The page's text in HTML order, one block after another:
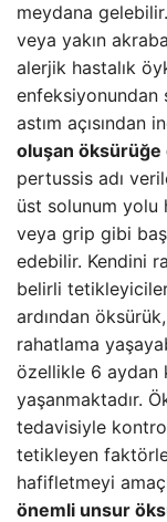
meydana
veya yakın
alerjik hastalık
enfeksiyonundan
astım açısından
oluşan öksürüğe
pertussis adı
üst solunum yolu
veya grip gibi
edebilir. Kendini
belirli
ardından
rahatlama
özellikle 6 aydan
yaşanmaktadır.
tedavisiyle
tetikleyen
hafifletmeyi
önemli unsur